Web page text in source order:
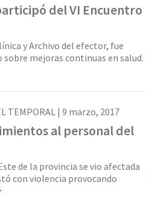
del VI Encuentro
y Archivo del efector, fue
mejoras continuas en salud.
TEMPORAL | 9 marzo, 2017
al personal del
de la provincia se vio afectada
con violencia provocando